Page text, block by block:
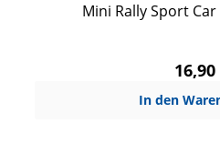
Mini Rally Sport Car
In den